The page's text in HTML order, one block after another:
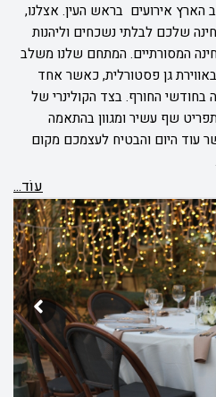
הארץ אירועים בראש העין. אצלנו,
שלכם לבלתי נשכחים וליהנות
המסורתיים. המתחם שלנו משלב
גן פסטורלית, כאשר אחד
בחודשי החורף. בצד הקולינרי של
שף עשיר ומגוון בהתאמה
עוד היום והבטיח לעצמכם מקום
עוֹד...